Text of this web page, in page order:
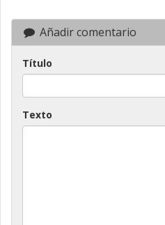
Añadir comentario
Título
Texto